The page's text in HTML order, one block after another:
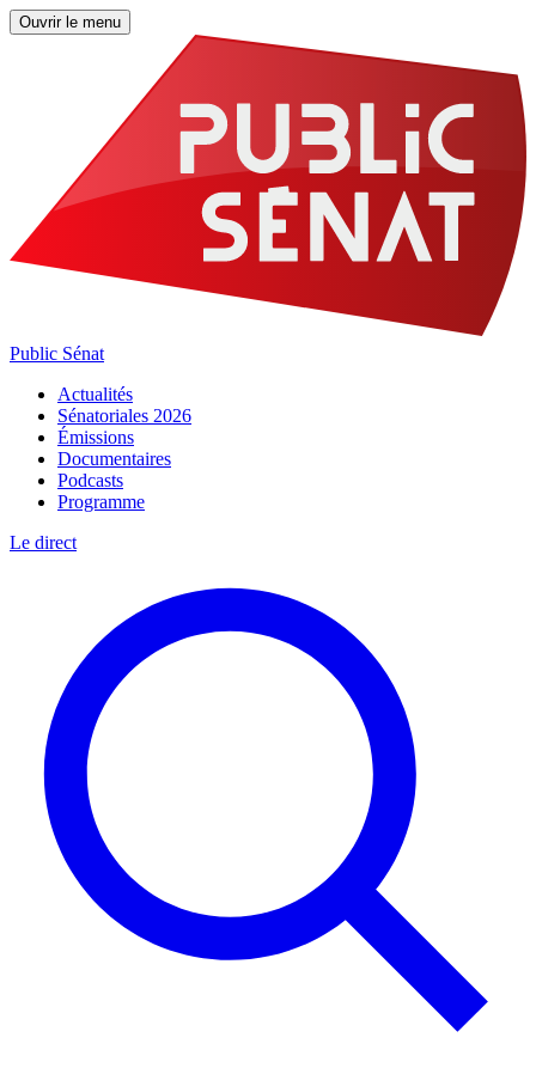
Ouvrir le menu
Public Sénat
Actualités
Sénatoriales 2026
Émissions
Documentaires
Podcasts
Programme
Le direct